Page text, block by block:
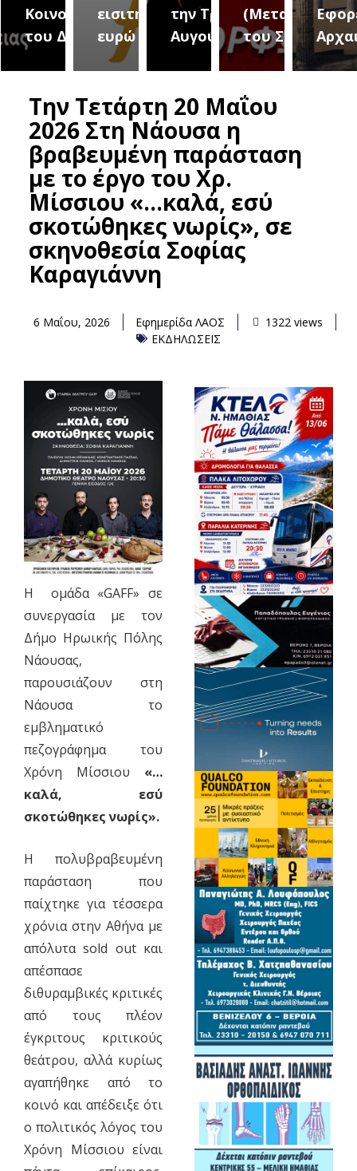
Κοινοτήτων
του Δήμου
εισιτήριο 2
ευρώ
την Τρίτη 18
Αυγούστουτου Σωτήρος)
Tην Τετάρτη 20 Μαΐου
2026 Στη Νάουσα η
βραβευμένη παράσταση
με το έργο του Χρ.
Μίσσιου «…καλά, εσύ
σκοτώθηκες νωρίς», σε
σκηνοθεσία Σοφίας
Καραγιάννη
6 Μαΐου, 2026 Εφημερίδα ΛΑΟΣ
1322 views
ΕΚΔΗΛΩΣΕΙΣ
Η ομάδα «GAFF» σε
συνεργασία με τον
Δήμο Ηρωικής Πόλης
Νάουσας,
παρουσιάζουν στη
Νάουσα το
εμβληματικό
πεζογράφημα του
Χρόνη Μίσσιου «…
καλά, εσύ
σκοτώθηκες νωρίς».
Η πολυβραβευμένη
παράσταση που
παίχτηκε για τέσσερα
χρόνια στην Αθήνα με
απόλυτα sold out και
απέσπασε
διθυραμβικές κριτικές
από τους πλέον
έγκριτους κριτικούς
θεάτρου, αλλά κυρίως
αγαπήθηκε από το
κοινό και απέδειξε ότι
ο πολιτικός λόγος του
Χρόνη Μίσσιου είναι